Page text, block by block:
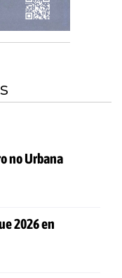
no Urbana
2026 en